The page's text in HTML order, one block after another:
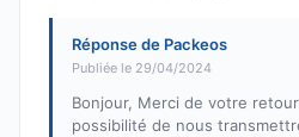
Réponse de Packeos
Publiée le 29/04/2024
Bonjour, Merci de votre
possibilité de nous